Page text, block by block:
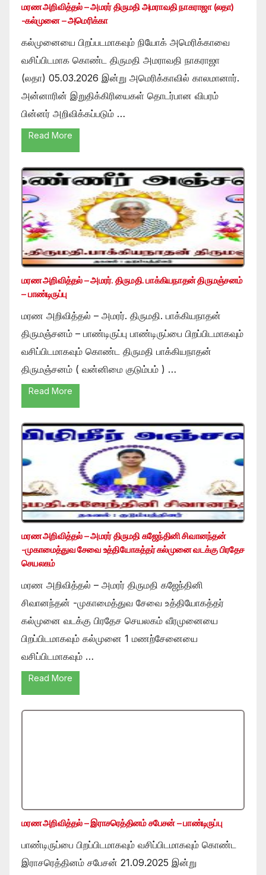
மரண அறிவித்தல் – அமரர் திருமதி அமராவதி நாகராஜா (லதா)
-கல்முனை – அமெரிக்கா
கல்முனையை பிறப்படமாகவும் நியோக் அமெரிக்காவை
வசிப்பிடமாக கொண்ட திருமதி அமராவதி நாகராஜா
(லதா) 05.03.2026 இன்று அமெரிக்காவில் காலமானார்.
அன்னாரின் இறுதிக்கிரியைகள் தொடர்பான விபரம்
பின்னர் அறிவிக்கப்படும் …
Read More
மரண அறிவித்தல் – அமரர். திருமதி. பாக்கியநாதன் திருமஞ்சனம்
– பாண்டிருப்பு
மரண அறிவித்தல் – அமரர். திருமதி. பாக்கியநாதன்
திருமஞ்சனம் – பாண்டிருப்பு பாண்டிருப்பை பிறப்பிடமாகவும்
வசிப்பிடமாகவும் கொண்ட திருமதி பாக்கியநாதன்
திருமஞ்சனம் ( வன்னிமை குடும்பம் ) …
Read More
மரண அறிவித்தல் – அமரர் திருமதி கஜேந்தினி சிவானந்தன்
-முகாமைத்துவ சேவை உத்தியோகத்தர் கல்முனை வடக்கு பிரதேச
செயலகம்
மரண அறிவித்தல் – அமரர் திருமதி கஜேந்தினி
சிவானந்தன் -முகாமைத்துவ சேவை உத்தியோகத்தர்
கல்முனை வடக்கு பிரதேச செயலகம் வீரமுனையை
பிறப்பிடமாகவும் கல்முனை 1 மணற்சேனையை
வசிப்பிடமாகவும் …
Read More
மரண அறிவித்தல் – இராசரெத்தினம் சபேசன் – பாண்டிருப்பு
பாண்டிருப்பை பிறப்பிடமாகவும் வசிப்பிடமாகவும் கொண்ட
இராசரெத்தினம் சபேசன் 21.09.2025 இன்று